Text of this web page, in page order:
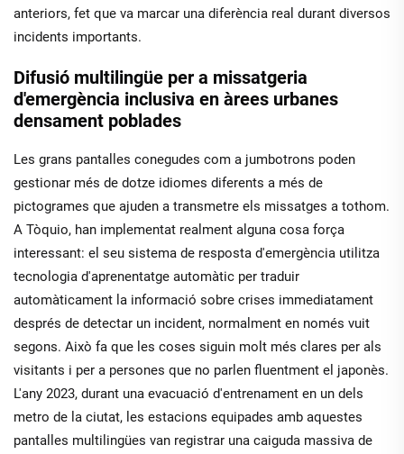
anteriors, fet que va marcar una diferència real durant diversos
incidents importants.
Difusió multilingüe per a missatgeria
d'emergència inclusiva en àrees urbanes
densament poblades
Les grans pantalles conegudes com a jumbotrons poden
gestionar més de dotze idiomes diferents a més de
pictogrames que ajuden a transmetre els missatges a tothom.
A Tòquio, han implementat realment alguna cosa força
interessant: el seu sistema de resposta d'emergència utilitza
tecnologia d'aprenentatge automàtic per traduir
automàticament la informació sobre crises immediatament
després de detectar un incident, normalment en només vuit
segons. Això fa que les coses siguin molt més clares per als
visitants i per a persones que no parlen fluentment el japonès.
L'any 2023, durant una evacuació d'entrenament en un dels
metro de la ciutat, les estacions equipades amb aquestes
pantalles multilingües van registrar una caiguda massiva de